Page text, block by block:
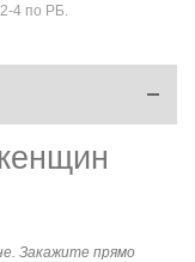
4 по РБ.
Закажите прямо